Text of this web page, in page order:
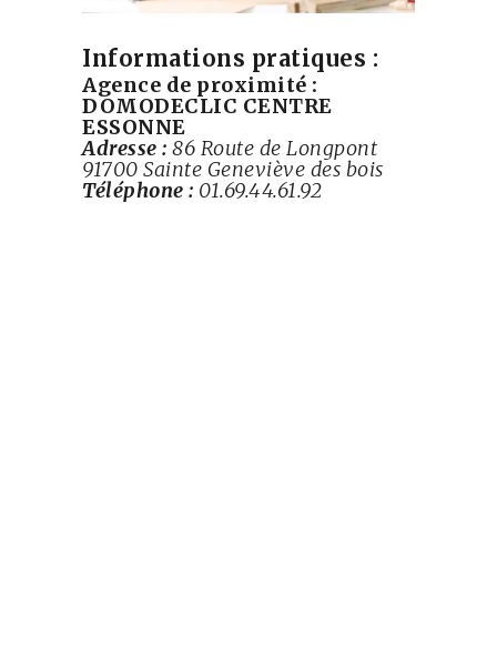
Informations pratiques :
Agence de proximité :
DOMODECLIC CENTRE
ESSONNE
Adresse : 86 Route de Longpont
91700 Sainte Geneviève des bois
Téléphone : 01.69.44.61.92